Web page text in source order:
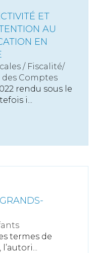
ET
AU
EN
/ Fiscalité/
Comptes
rendu sous le
i...
termes de